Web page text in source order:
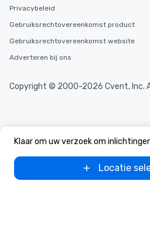
Klaar om uw verzoek om
Locatie
Privacybeleid
Gebruiksrechtovereenkomst product
Gebruiksrechtovereenkomst website
Adverteren bij ons
Copyright © 2000-2026 Cvent, Inc.